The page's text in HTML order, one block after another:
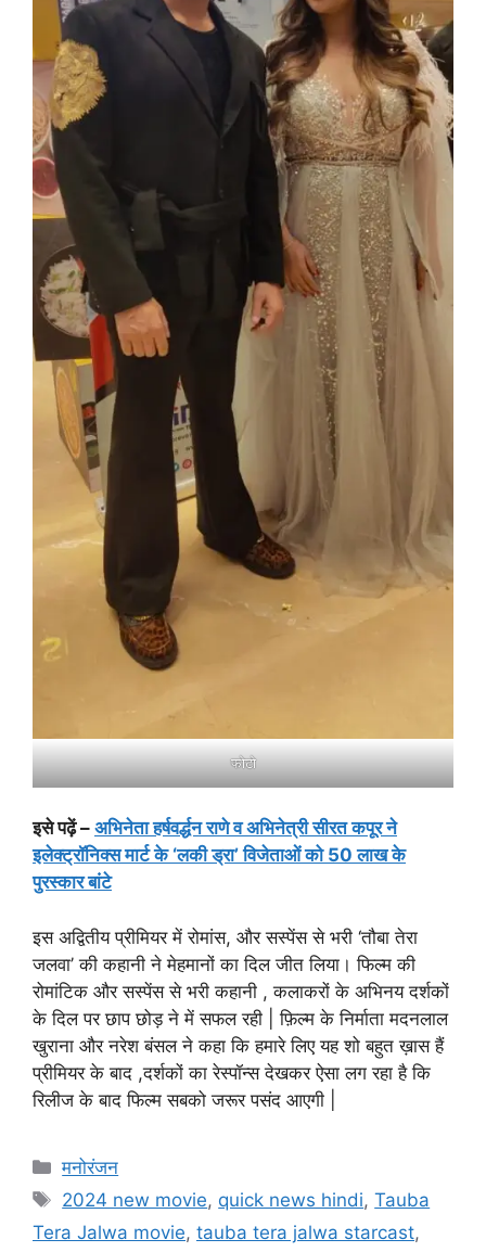
फोटो
इसे पढ़ें – अभिनेता हर्षवर्द्धन राणे व अभिनेत्री सीरत कपूर ने
इलेक्ट्रॉनिक्स मार्ट के ‘लकी ड्रा’ विजेताओं को 50 लाख के
पुरस्कार बांटे
इस अद्वितीय प्रीमियर में रोमांस, और सस्पेंस से भरी ‘तौबा तेरा
जलवा’ की कहानी ने मेहमानों का दिल जीत लिया। फिल्म की
रोमांटिक और सस्पेंस से भरी कहानी , कलाकरों के अभिनय दर्शकों
के दिल पर छाप छोड़ ने में सफल रही | फ़िल्म के निर्माता मदनलाल
खुराना और नरेश बंसल ने कहा कि हमारे लिए यह शो बहुत ख़ास हैं
प्रीमियर के बाद ,दर्शकों का रेस्पॉन्स देखकर ऐसा लग रहा है कि
रिलीज के बाद फिल्म सबको जरूर पसंद आएगी |
मनोरंजन
2024 new movie, quick news hindi,Tauba
Tera Jalwa movie, tauba tera jalwa starcast,